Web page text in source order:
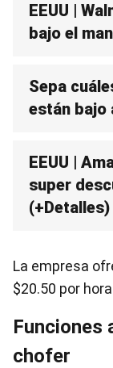
EEUU |
bajo el
Sepa
están bajo
EEUU |
super
(+Detalles)
La empresa
$20.50 por
Funciones
chofer